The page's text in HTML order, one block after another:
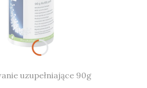
uzupełniające 90g